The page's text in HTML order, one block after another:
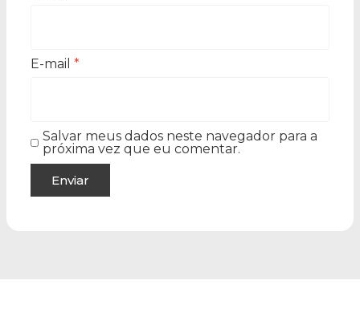
E-mail *
Salvar meus dados neste navegador para a
próxima vez que eu comentar.